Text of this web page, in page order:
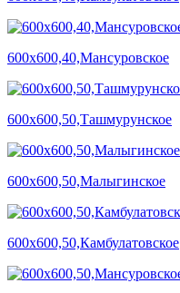
600х600,40,Мансуровское
600х600,50,Ташмурунское
600х600,50,Малыгинское
600х600,50,Камбулатовское